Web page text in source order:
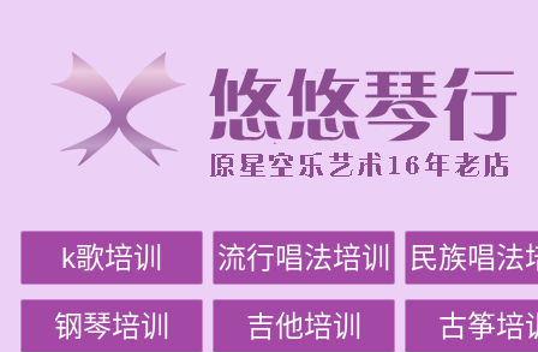
k歌培训 流行唱法培训 民族唱法
钢琴培训 吉他培训 古筝培